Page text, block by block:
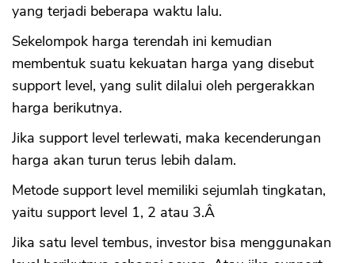
yang terjadi beberapa waktu lalu.
Sekelompok harga terendah ini kemudian
membentuk suatu kekuatan harga yang disebut
support level, yang sulit dilalui oleh pergerakkan
harga berikutnya.
Jika support level terlewati, maka kecenderungan
harga akan turun terus lebih dalam.
Metode support level memiliki sejumlah tingkatan,
yaitu support level 1, 2 atau 3.Â
Jika satu level tembus, investor bisa menggunakan